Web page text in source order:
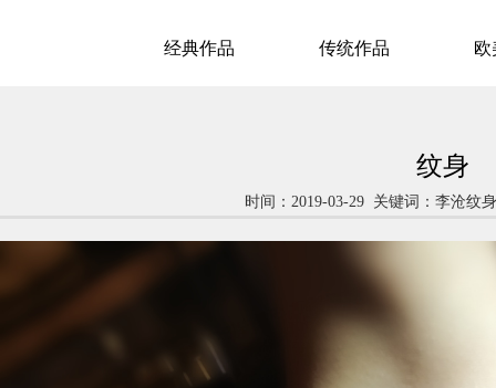
经典作品 传统作品 欧
纹身
时间：2019-03-29 关键词：李沧纹